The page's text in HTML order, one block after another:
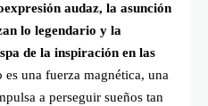
audaz, la asunción
lo legendario y la
de la inspiración en las
es una fuerza magnética, una
a perseguir sueños tan